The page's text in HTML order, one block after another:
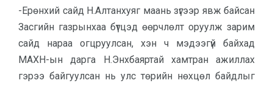
-Ерөнхий сайд Н.Алтанхуяг маань зүгээр явж байсан
Засгийн газрынхаа бүтцэд өөрчлөлт оруулж зарим
сайд нараа огцруулсан, хэн ч мэдээгүй байхад
МАХН-ын дарга Н.Энхбаяртай хамтран ажиллах
гэрээ байгуулсан нь улс төрийн нөхцөл байдлыг